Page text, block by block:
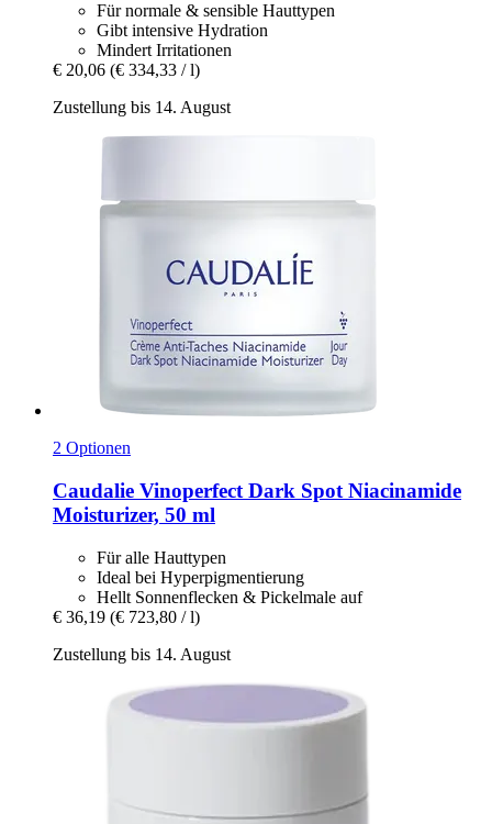
Für normale & sensible Hauttypen
Gibt intensive Hydration
Mindert Irritationen
€ 20,06 (€ 334,33 / l)
Zustellung bis 14. August
2 Optionen
Caudalie Vinoperfect Dark Spot Niacinamide
Moisturizer, 50 ml
Für alle Hauttypen
Ideal bei Hyperpigmentierung
Hellt Sonnenflecken & Pickelmale auf
€ 36,19 (€ 723,80 / l)
Zustellung bis 14. August